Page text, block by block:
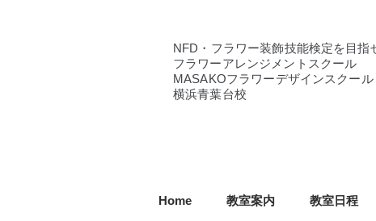
NFD・フラワー装飾技能検定を目指
フラワーアレンジメントスクール
MASAKOフラワーデザインスクール
横浜青葉台校
Home 教室案内 教室日程